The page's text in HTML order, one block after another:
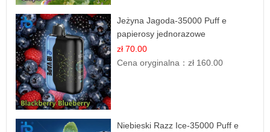
Jeżyna Jagoda-35000 Puff e
papierosy jednorazowe
zł 70.00
Cena oryginalna：zł 160.00
Niebieski Razz Ice-35000 Puff e